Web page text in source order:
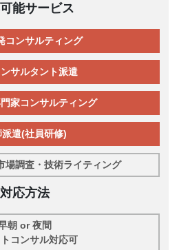
能サービス
コンサルティング
サルタント派遣
家コンサルティング
派遣(社員研修)
場調査・技術ライティング
対応方法
朝 or 夜間
コンサル対応可